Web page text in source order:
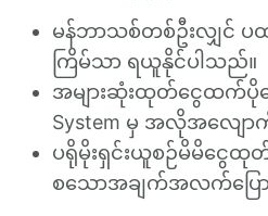
မန်ဘာသစ်တစ်ဦးလျှင် ပ
ကြိမ်သာ ရယူနိုင်ပါသည်။
အများဆုံးထုတ်ငွေထက်ပို
System မှ အလိုအလျေ
ပရိုမိုးရှင်းယူစဉ်မိမိငွေထု
စသောအချက်အလက်ပြော